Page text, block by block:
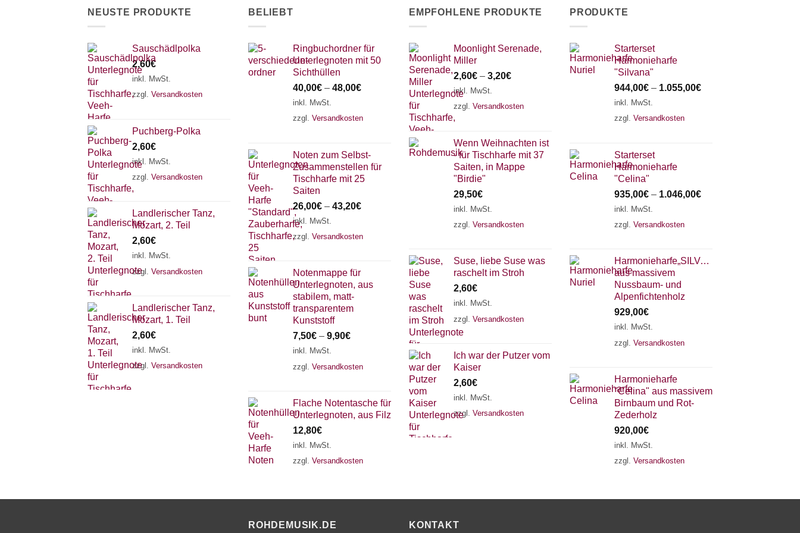
NEUSTE PRODUKTE
Sauschädlpolka
2,60€
inkl. MwSt.
zzgl. Versandkosten
Puchberg-Polka
2,60€
inkl. MwSt.
zzgl. Versandkosten
Landlerischer Tanz,
Mozart, 2. Teil
2,60€
inkl. MwSt.
zzgl. Versandkosten
Landlerischer Tanz,
Mozart, 1. Teil
2,60€
inkl. MwSt.
zzgl. Versandkosten
BELIEBT
Ringbuchordner für
Unterlegnoten mit 50
Sichthüllen
40,00€ – 48,00€
inkl. MwSt.
zzgl. Versandkosten
Noten zum Selbst-
Zusammenstellen für
Tischharfe mit 25
Saiten
26,00€ – 43,20€
inkl. MwSt.
zzgl. Versandkosten
Notenmappe für
Unterlegnoten, aus
stabilem, matt-
transparentem
Kunststoff
7,50€ – 9,90€
inkl. MwSt.
zzgl. Versandkosten
Flache Notentasche für
Unterlegnoten, aus Filz
12,80€
inkl. MwSt.
zzgl. Versandkosten
EMPFOHLENE PRODUKTE
Moonlight Serenade,
Miller
2,60€ – 3,20€
inkl. MwSt.
zzgl. Versandkosten
Wenn Weihnachten ist
- für Tischharfe mit 37
Saiten, in Mappe
"Birdie"
29,50€
inkl. MwSt.
zzgl. Versandkosten
Suse, liebe Suse was
raschelt im Stroh
2,60€
inkl. MwSt.
zzgl. Versandkosten
Ich war der Putzer vom
Kaiser
2,60€
inkl. MwSt.
zzgl. Versandkosten
PRODUKTE
Starterset
Harmonieharfe
"Silvana"
944,00€ – 1.055,00€
inkl. MwSt.
zzgl. Versandkosten
Starterset
Harmonieharfe
"Celina"
935,00€ – 1.046,00€
inkl. MwSt.
zzgl. Versandkosten
Harmonieharfe„SILVANA"
aus massivem
Nussbaum- und
Alpenfichtenholz
929,00€
inkl. MwSt.
zzgl. Versandkosten
Harmonieharfe
"Celina" aus massivem
Birnbaum und Rot-
Zederholz
920,00€
inkl. MwSt.
zzgl. Versandkosten
ROHDEMUSIK.DE KONTAKT
18 SAITEN 21 SAITEN 25 SAITEN
AKKORDZITHER